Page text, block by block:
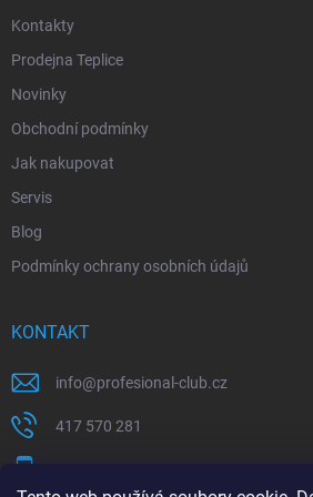
Kontakty
Prodejna Teplice
Novinky
Obchodní podmínky
Jak nakupovat
Servis
Blog
Podmínky ochrany osobních údajů
KONTAKT
info@profesional-club.cz
417 570 281